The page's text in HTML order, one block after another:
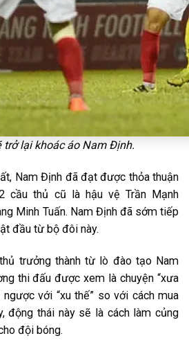
trở lại khoác áo Nam Định.
Nam Định đã đạt được thỏa thuận
cầu thủ cũ là hậu vệ Trần Mạnh
Minh Tuấn. Nam Định đã sớm tiếp
đầu từ bộ đôi này.
trưởng thành từ lò đào tạo Nam
thi đấu được xem là chuyện “xưa
với “xu thế” so với cách mua
động thái này sẽ là cách làm củng
đội bóng.